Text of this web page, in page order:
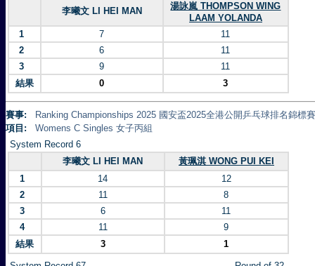
李曦文 LI HEI MAN
湯詠嵐 THOMPSON WING
LAAM YOLANDA
1
7
11
2
6
11
3
9
11
結果
0 3
賽事:
Ranking Championships 2025 國安盃2025全港公開乒乓球排名錦標
項目:
Womens C Singles 女子丙組
System Record 6
李曦文 LI HEI MAN
黃珮淇 WONG PUI KEI
1
14
12
2
11
8
3
6
11
4
11
9
結果
3 1